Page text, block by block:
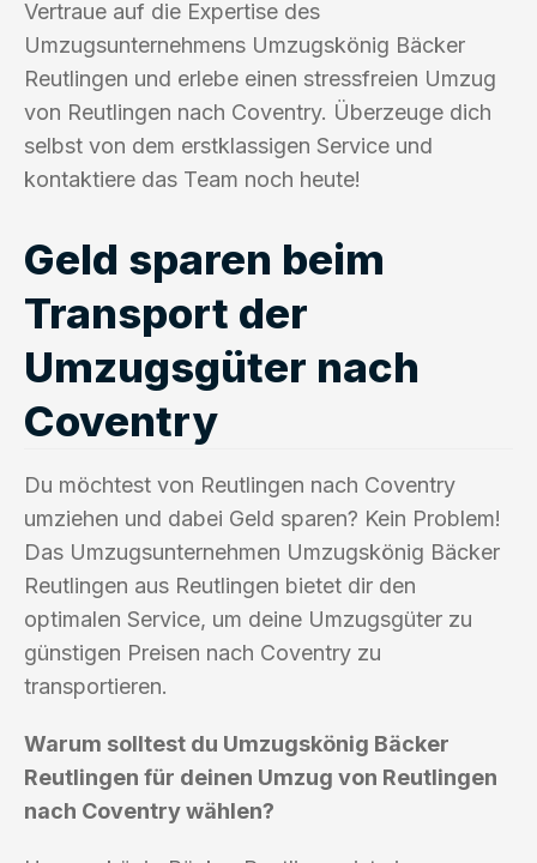
Vertraue auf die Expertise des
Umzugsunternehmens Umzugskönig Bäcker
Reutlingen und erlebe einen stressfreien Umzug
von Reutlingen nach Coventry. Überzeuge dich
selbst von dem erstklassigen Service und
kontaktiere das Team noch heute!
Geld sparen beim
Transport der
Umzugsgüter nach
Coventry
Du möchtest von Reutlingen nach Coventry
umziehen und dabei Geld sparen? Kein Problem!
Das Umzugsunternehmen Umzugskönig Bäcker
Reutlingen aus Reutlingen bietet dir den
optimalen Service, um deine Umzugsgüter zu
günstigen Preisen nach Coventry zu
transportieren.
Warum solltest du Umzugskönig Bäcker
Reutlingen für deinen Umzug von Reutlingen
nach Coventry wählen?